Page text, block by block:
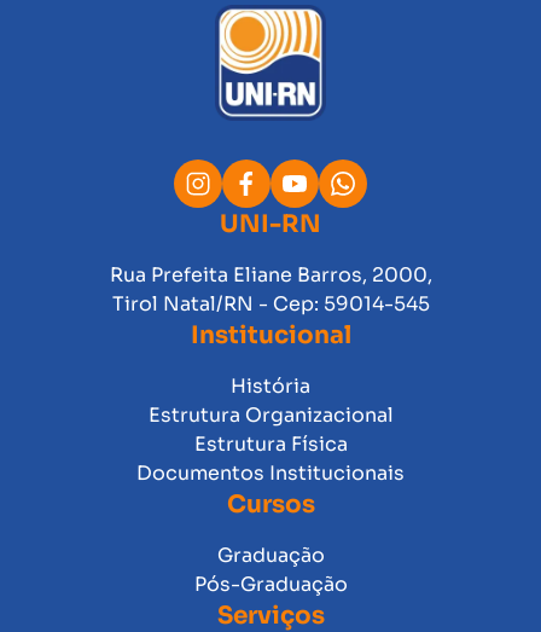
UNI-RN
Rua Prefeita Eliane Barros, 2000,
Tirol Natal/RN - Cep: 59014-545
Institucional
História
Estrutura Organizacional
Estrutura Física
Documentos Institucionais
Cursos
Graduação
Pós-Graduação
Serviços